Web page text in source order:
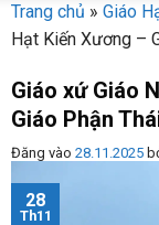
Trang chủ » Giáo
Hạt Kiến Xương –
Giáo xứ Giáo
Giáo Phận
Đăng vào 28.11.2025
28
Th11